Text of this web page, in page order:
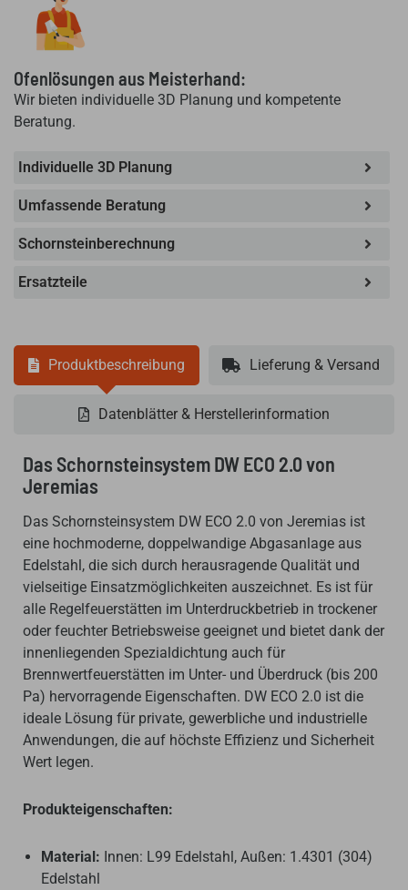
Ofenlösungen aus Meisterhand:
Wir bieten individuelle 3D Planung und kompetente
Beratung.
Individuelle 3D Planung
Umfassende Beratung
Schornsteinberechnung
Ersatzteile
Produktbeschreibung Lieferung & Versand
Datenblätter & Herstellerinformation
Das Schornsteinsystem DW ECO 2.0 von
Jeremias
Das Schornsteinsystem DW ECO 2.0 von Jeremias ist
eine hochmoderne, doppelwandige Abgasanlage aus
Edelstahl, die sich durch herausragende Qualität und
vielseitige Einsatzmöglichkeiten auszeichnet. Es ist für
alle Regelfeuerstätten im Unterdruckbetrieb in trockener
oder feuchter Betriebsweise geeignet und bietet dank der
innenliegenden Spezialdichtung auch für
Brennwertfeuerstätten im Unter- und Überdruck (bis 200
Pa) hervorragende Eigenschaften. DW ECO 2.0 ist die
ideale Lösung für private, gewerbliche und industrielle
Anwendungen, die auf höchste Effizienz und Sicherheit
Wert legen.
Produkteigenschaften:
Material: Innen: L99 Edelstahl, Außen: 1.4301 (304)
Edelstahl